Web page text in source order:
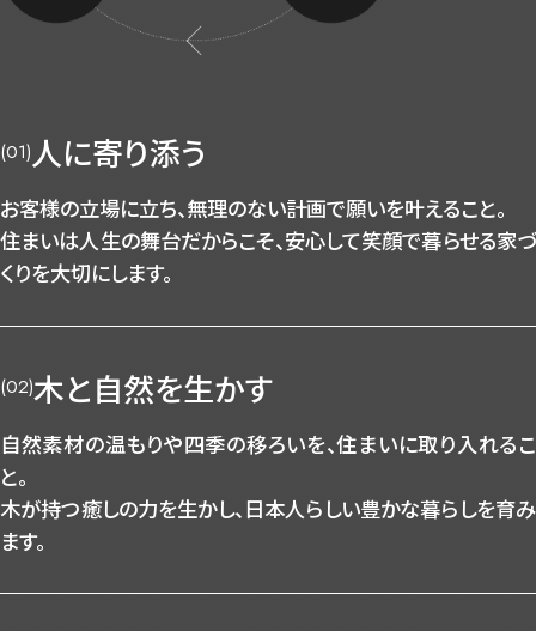
(01)人に寄り添う
お客様の立場に立ち、無理のない計画で願いを叶えること。
住まいは人生の舞台だからこそ、安心して笑顔で暮らせる家づ
くりを大切にします。
(02)木と自然を生かす
自然素材の温もりや四季の移ろいを、住まいに取り入れるこ
と。
木が持つ癒しの力を生かし、日本人らしい豊かな暮らしを育み
ます。